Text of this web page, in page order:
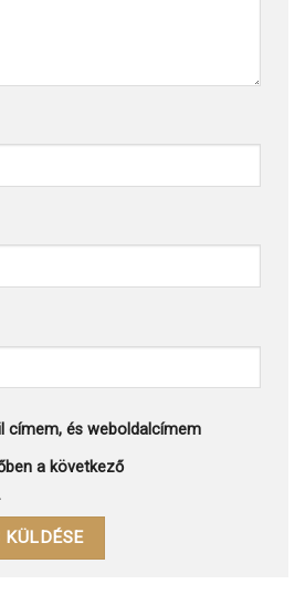
címem, és weboldalcímem
a következő